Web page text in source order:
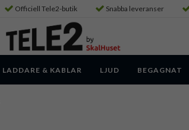
Officiell Tele2-butik Snabba leveranser
LADDARE & KABLAR LJUD BEGAGNAT